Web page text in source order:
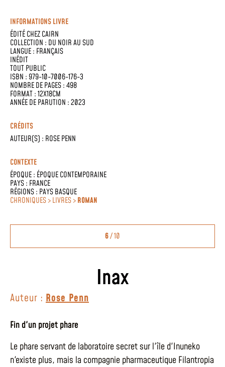
INFORMATIONS LIVRE
ÉDITÉ CHEZCAIRN
COLLECTION : DU NOIR AU SUD
LANGUE : FRANÇAIS
INÉDIT
TOUT PUBLIC
ISBN : 979-10-7006-176-3
NOMBRE DE PAGES : 498
FORMAT : 12X18CM
ANNÉE DE PARUTION : 2023
CRÉDITS
AUTEUR(S) : ROSE PENN
CONTEXTE
ÉPOQUE : ÉPOQUE CONTEMPORAINE
PAYS : FRANCE
RÉGIONS : PAYS BASQUE
CHRONIQUES > LIVRES >ROMAN
6/ 10
Inax
Auteur : Rose Penn
Fin d'un projet phare
Le phare servant de laboratoire secret sur l'île d'Inuneko
n'existe plus, mais la compagnie pharmaceutique Filantropia